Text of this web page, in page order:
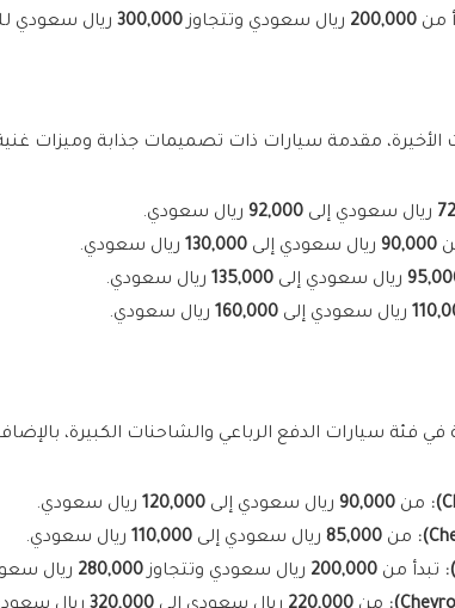
من 200,000 ريال سعودي وتتجاوز300,000 ريال سعودي
مقدمة سيارات ذات تصميمات جذابة وميزات
ريال سعودي إلى 92,000 ريال سعودي.
90,000 ريال سعودي إلى 130,000 ريال سعودي.
ريال سعودي إلى 135,000 ريال سعودي.
ريال سعودي إلى 160,000 ريال سعودي.
فئة سيارات الدفع الرباعي والشاحنات الكبيرة،
من 90,000 ريال سعودي إلى 120,000 ريال سعودي.
من 85,000 ريال سعودي إلى 110,000 ريال سعودي.
تبدأ من 200,000 ريال سعودي وتتجاوز280,000 ريال